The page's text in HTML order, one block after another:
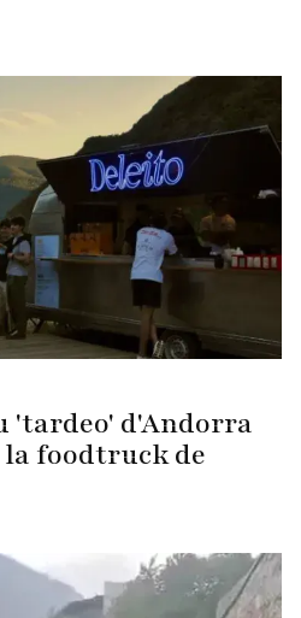
'tardeo' d'Andorra
foodtruck de